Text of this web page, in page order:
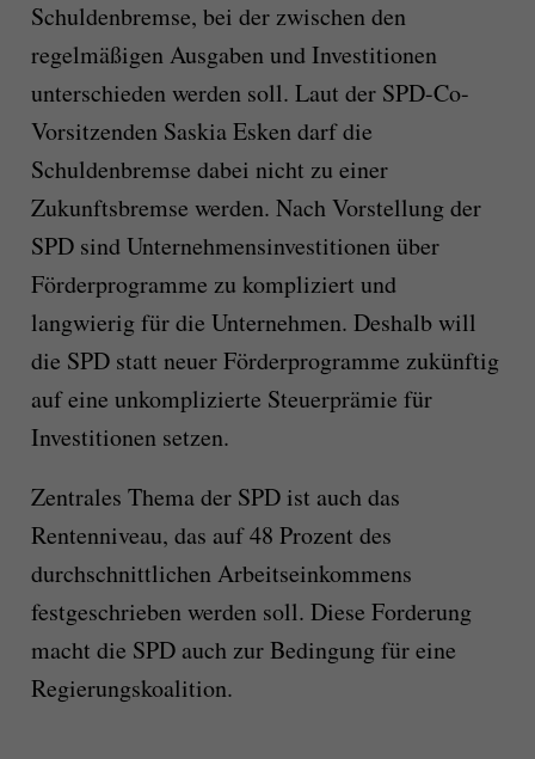
Schuldenbremse, bei der zwischen den
regelmäßigen Ausgaben und Investitionen
unterschieden werden soll. Laut der SPD-Co-
Vorsitzenden Saskia Esken darf die
Schuldenbremse dabei nicht zu einer
Zukunftsbremse werden. Nach Vorstellung der
SPD sind Unternehmensinvestitionen über
Förderprogramme zu kompliziert und
langwierig für die Unternehmen. Deshalb will
die SPD statt neuer Förderprogramme zukünftig
auf eine unkomplizierte Steuerprämie für
Investitionen setzen.
Zentrales Thema der SPD ist auch das
Rentenniveau, das auf 48 Prozent des
durchschnittlichen Arbeitseinkommens
festgeschrieben werden soll. Diese Forderung
macht die SPD auch zur Bedingung für eine
Regierungskoalition.